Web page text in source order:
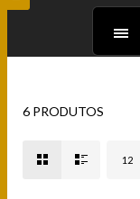
6 PRODUTOS
12